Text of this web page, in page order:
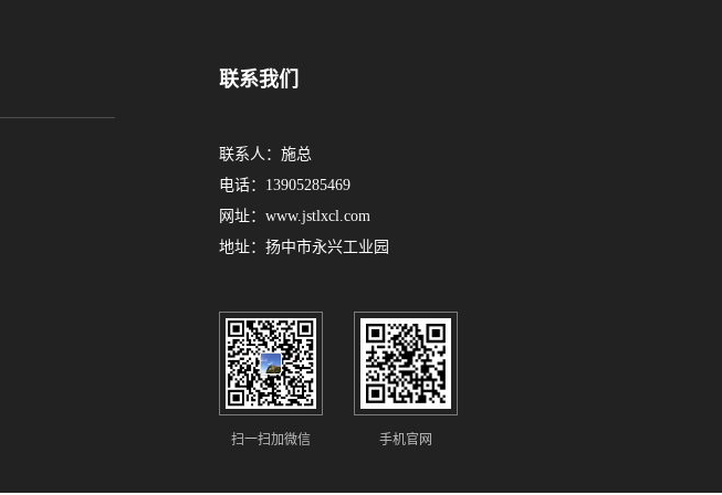
联系我们
联系人：施总
电话：13905285469
网址：www.jstlxcl.com
地址：扬中市永兴工业园
扫一扫加微信 手机官网